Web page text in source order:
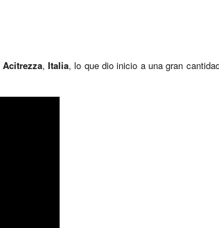
Acitrezza,Italia, lo que dio inicio a una gran